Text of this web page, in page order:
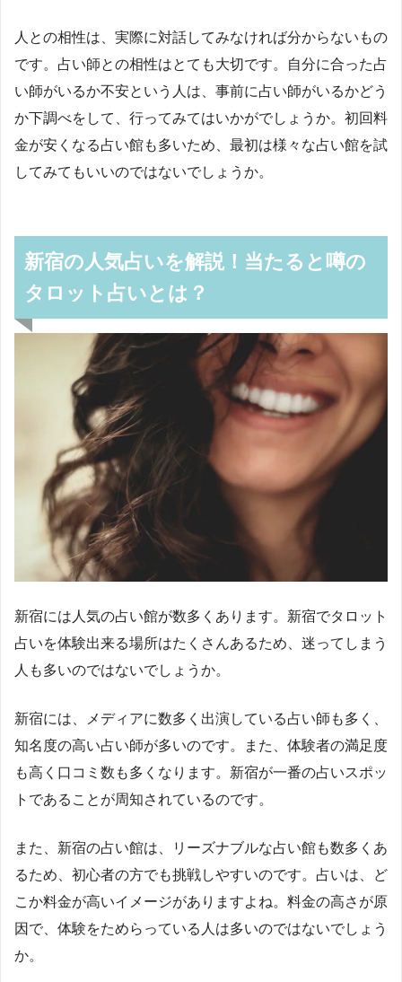
人との相性は、実際に対話してみなければ分からないもの
です。占い師との相性はとても大切です。自分に合った占
い師がいるか不安という人は、事前に占い師がいるかどう
か下調べをして、行ってみてはいかがでしょうか。初回料
金が安くなる占い館も多いため、最初は様々な占い館を試
してみてもいいのではないでしょうか。
新宿の人気占いを解説！当たると噂の
タロット占いとは？
新宿には人気の占い館が数多くあります。新宿でタロット
占いを体験出来る場所はたくさんあるため、迷ってしまう
人も多いのではないでしょうか。
新宿には、メディアに数多く出演している占い師も多く、
知名度の高い占い師が多いのです。また、体験者の満足度
も高く口コミ数も多くなります。新宿が一番の占いスポッ
トであることが周知されているのです。
また、新宿の占い館は、リーズナブルな占い館も数多くあ
るため、初心者の方でも挑戦しやすいのです。占いは、ど
こか料金が高いイメージがありますよね。料金の高さが原
因で、体験をためらっている人は多いのではないでしょう
か。